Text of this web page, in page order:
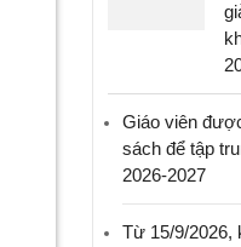
Giáo viên
sách để tập
2026-2027
Từ 15/9/2026,